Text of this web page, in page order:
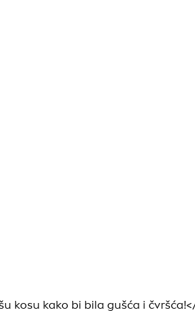
kosu kako bi bila gušća i